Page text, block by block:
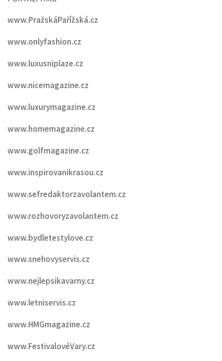
www.PražskáPařížská.cz
www.onlyfashion.cz
www.luxusniplaze.cz
www.nicemagazine.cz
www.luxurymagazine.cz
www.homemagazine.cz
www.golfmagazine.cz
www.inspirovanikrasou.cz
www.sefredaktorzavolantem.cz
www.rozhovoryzavolantem.cz
www.bydletestylove.cz
www.snehovyservis.cz
www.nejlepsikavarny.cz
www.letniservis.cz
www.HMGmagazine.cz
www.FestivalovéVary.cz